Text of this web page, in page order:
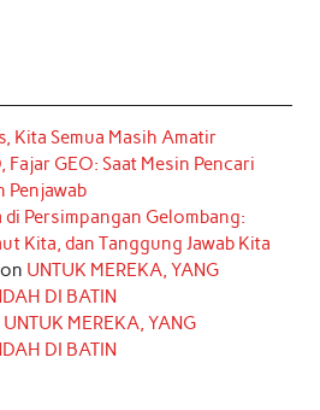
Kita Semua Masih Amatir
Fajar GEO: Saat Mesin Pencari
Penjawab
di Persimpangan Gelombang:
Kita, dan Tanggung Jawab Kita
on UNTUK MEREKA, YANG
DI BATIN
UNTUK MEREKA, YANG
DI BATIN